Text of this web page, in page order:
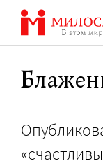
Перейти
содержанию